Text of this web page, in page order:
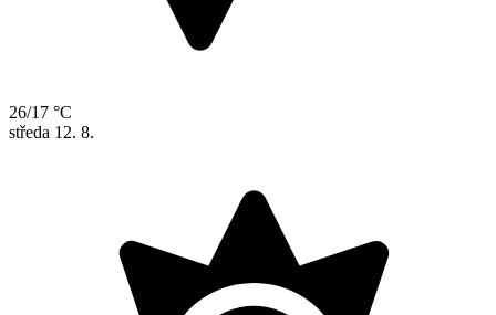
26/17 °C
středa 12. 8.